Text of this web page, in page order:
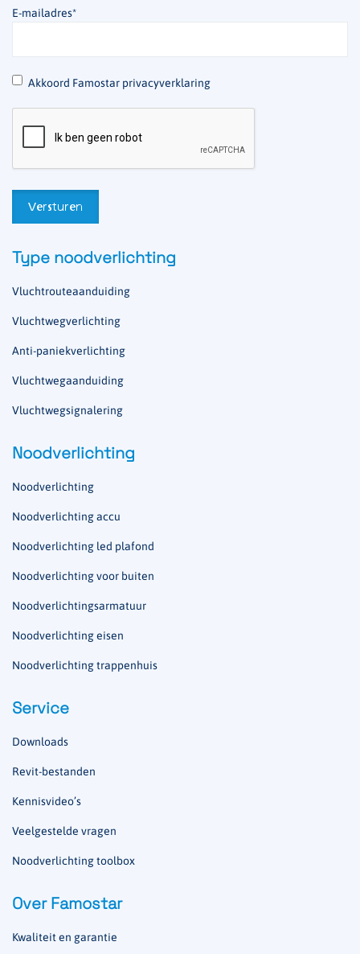
E-mailadres*
* Akkoord Famostar privacyverklaring
Type noodverlichting
Vluchtrouteaanduiding
Vluchtwegverlichting
Anti-paniekverlichting
Vluchtwegaanduiding
Vluchtwegsignalering
Noodverlichting
Noodverlichting
Noodverlichting accu
Noodverlichting led plafond
Noodverlichting voor buiten
Noodverlichtingsarmatuur
Noodverlichting eisen
Noodverlichting trappenhuis
Service
Downloads
Revit-bestanden
Kennisvideo’s
Veelgestelde vragen
Noodverlichting toolbox
Over Famostar
Kwaliteit en garantie